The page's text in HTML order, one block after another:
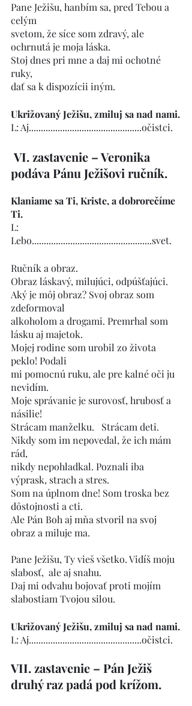
Pane Ježišu, hanbím sa, pred Tebou a
celým
svetom, že síce som zdravý, ale
ochrnutá je moja láska.
Stoj dnes pri mne a daj mi ochotné
ruky,
dať sa k dispozícii iným.
Ukrižovaný Ježišu, zmiluj sa nad nami.
L: Aj...............................................očistci.
VI. zastavenie – Veronika
podáva Pánu Ježišovi ručník.
Klaniame sa Ti, Kriste, a dobrorečíme
Ti.
L:
Lebo..................................................svet.
Ručník a obraz.
Obraz láskavý, milujúci, odpúšťajúci.
Aký je môj obraz? Svoj obraz som
zdeformoval
alkoholom a drogami. Premrhal som
lásku aj majetok.
Mojej rodine som urobil zo života
peklo! Podali
mi pomocnú ruku, ale pre kalné oči ju
nevidím.
Moje správanie je surovosť, hrubosť a
násilie!
Strácam manželku.   Strácam deti.
Nikdy som im nepovedal, že ich mám
rád,
nikdy nepohladkal. Poznali iba
výprask, strach a stres.
Som na úplnom dne! Som troska bez
dôstojnosti a cti.
Ale Pán Boh aj mňa stvoril na svoj
obraz a miluje ma.
Pane Ježišu, Ty vieš všetko. Vidíš moju
slabosť,  ale aj snahu.
Daj mi odvahu bojovať proti mojím
slabostiam Tvojou silou.
Ukrižovaný Ježišu, zmiluj sa nad nami.
L: Aj...............................................očistci.
VII. zastavenie – Pán Ježiš
druhý raz padá pod krížom.